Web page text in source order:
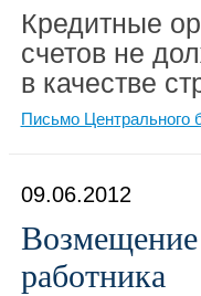
Кредитные
счетов не
в качестве
Письмо Центрального
09.06.2012
Возмещение
работника